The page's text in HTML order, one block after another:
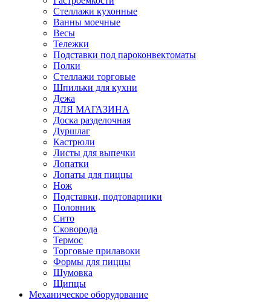
Стеллажи кухонные
Ванны моечные
Весы
Тележки
Подставки под пароконвектоматы
Полки
Стеллажи торговые
Шпильки для кухни
Дежа
ДЛЯ МАГАЗИНА
Доска разделочная
Дуршлаг
Кастрюли
Листы для выпечки
Лопатки
Лопаты для пиццы
Нож
Подставки, подтоварники
Половник
Сито
Сковорода
Термос
Торговые прилавоки
Формы для пиццы
Шумовка
Щипцы
Механическое оборудование